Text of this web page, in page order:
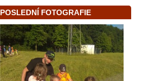
POSLEDNÍ FOTOGRAFIE